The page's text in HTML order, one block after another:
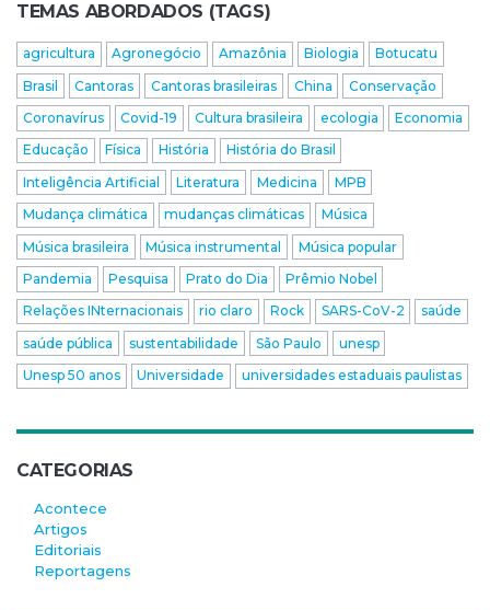
TEMAS ABORDADOS (TAGS)
agricultura Agronegócio Amazônia Biologia
Botucatu
Brasil
Cantoras Cantoras brasileiras China
Conservação
Coronavírus
Covid-19 Cultura brasileira ecologia
Economia
Educação
Física História
História do Brasil
Inteligência Artificial
Literatura Medicina
MPB
Mudança climática
mudanças climáticas
Música
Música brasileira
Música instrumental
Música popular
Pandemia
Pesquisa Prato do Dia
Prêmio Nobel
Relações INternacionais
rio claro Rock SARS-CoV-2
saúde
saúde pública
sustentabilidade São Paulo
unesp
Unesp 50 anos
Universidade universidades estaduais paulistas
CATEGORIAS
Acontece
Artigos
Editoriais
Reportagens